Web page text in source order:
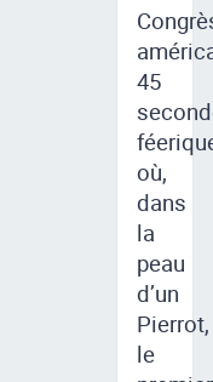
45
où,
dans
la
peau
d’un
Pierrot,
le